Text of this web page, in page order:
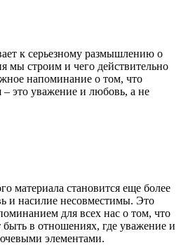
к серьезному размышлению о
мы строим и чего действительно
напоминание о том, что
это уважение и любовь, а не
материала становится еще более
и насилие несовместимы. Это
для всех нас о том, что
в отношениях, где уважение и
элементами.